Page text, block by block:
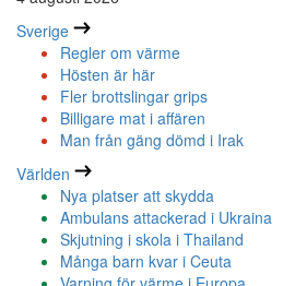
Sverige
Regler om värme
Hösten är här
Fler brottslingar grips
Billigare mat i affären
Man från gäng dömd i Irak
Världen
Nya platser att skydda
Ambulans attackerad i Ukraina
Skjutning i skola i Thailand
Många barn kvar i Ceuta